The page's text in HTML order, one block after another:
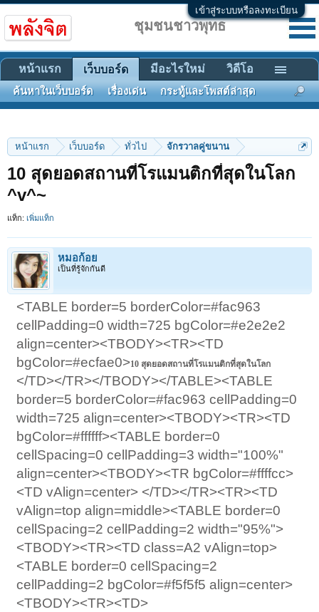
เข้าสู่ระบบหรือลงทะเบียน
หน้าแรก เว็บบอร์ด ทั่วไป จักรวาลคู่ขนาน
10 สุดยอดสถานที่โรแมนติกที่สุดในโลก
^v^~
แท็ก: เพิ่มแท็ก
หมอก้อย
เป็นที่รู้จักกันดี
<TABLE border=5 borderColor=#fac963
cellPadding=0 width=725 bgColor=#e2e2e2
align=center><TBODY><TR><TD
bgColor=#ecfae0>10 สุดยอดสถานที่โรแมนติกที่สุดในโลก
</TD></TR></TBODY></TABLE><TABLE
border=5 borderColor=#fac963 cellPadding=0
width=725 align=center><TBODY><TR><TD
bgColor=#ffffff><TABLE border=0
cellSpacing=0 cellPadding=3 width="100%"
align=center><TBODY><TR bgColor=#ffffcc>
<TD vAlign=center> </TD></TR><TR><TD
vAlign=top align=middle><TABLE border=0
cellSpacing=2 cellPadding=2 width="95%">
<TBODY><TR><TD class=A2 vAlign=top>
<TABLE border=0 cellSpacing=2
cellPadding=2 bgColor=#f5f5f5 align=center>
<TBODY><TR><TD>
ชุมชนชาวพุทธ
หน้าแรก เว็บบอร์ด
ค้นหาในเว็บบอร์ด เรื่องเด่น กระทู้และโพสต์ล่าสุด
มีอะไรใหม่ วิดีโอ